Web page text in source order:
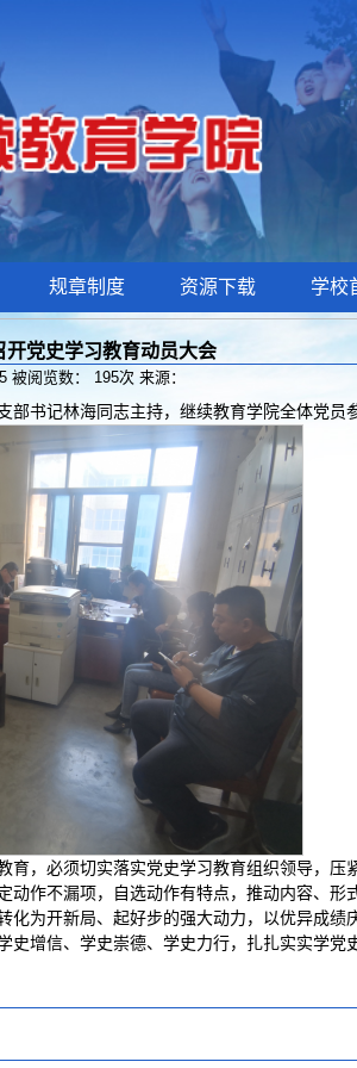
规章制度 资源下载 学校
党史学习教育动员大会
被阅览数： 195次 来源：
书记林海同志主持，继续教育学院全体党员
，必须切实落实党史学习教育组织领导，
作不漏项，自选动作有特点，推动内容、
为开新局、起好步的强大动力，以优异成绩
增信、学史崇德、学史力行，扎扎实实学